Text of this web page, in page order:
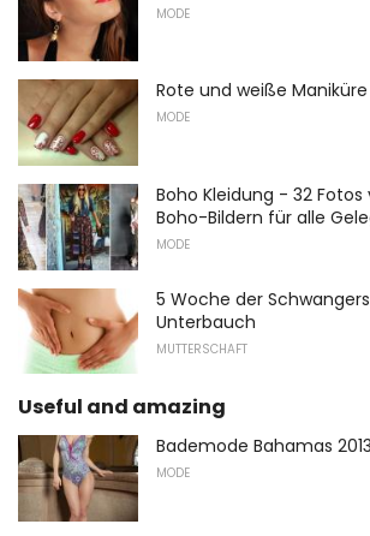
MODE
Rote und weiße Maniküre
MODE
Boho Kleidung - 32
Boho-Bildern für alle
MODE
5 Woche der
Unterbauch
MUTTERSCHAFT
Useful and amazing
Bademode Bahamas 2013
MODE